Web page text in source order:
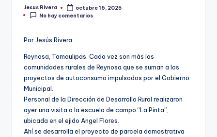
Publicado
por
Jesus Rivera
octubre 16, 2025
No hay comentarios
Por Jesús Rivera
Reynosa, Tamaulipas. Cada vez son más las
comunidades rurales de Reynosa que se suman a los
proyectos de autoconsumo impulsados por el Gobierno
Municipal.
Personal de la Dirección de Desarrollo Rural realizaron
ayer una visita a la escuela de campo “La Pinta”,
ubicada en el ejido Angel Flores.
Ahí se desarrolla el proyecto de parcela demostrativa